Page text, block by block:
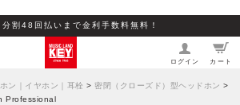
割48回払いまで金利手数料無料！
ログイン カート
ン｜イヤホン｜耳栓 > 密閉（クローズド）型ヘッドホン >
Professional